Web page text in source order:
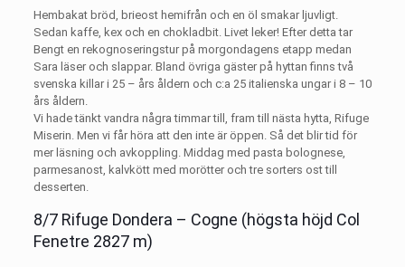
Hembakat bröd, brieost hemifrån och en öl smakar ljuvligt.
Sedan kaffe, kex och en chokladbit. Livet leker! Efter detta tar
Bengt en rekognoseringstur på morgondagens etapp medan
Sara läser och slappar. Bland övriga gäster på hyttan finns två
svenska killar i 25 – års åldern och c:a 25 italienska ungar i 8 – 10
års åldern.
Vi hade tänkt vandra några timmar till, fram till nästa hytta, Rifuge
Miserin. Men vi får höra att den inte är öppen. Så det blir tid för
mer läsning och avkoppling. Middag med pasta bolognese,
parmesanost, kalvkött med morötter och tre sorters ost till
desserten.
8/7 Rifuge Dondera – Cogne (högsta höjd Col
Fenetre 2827 m)